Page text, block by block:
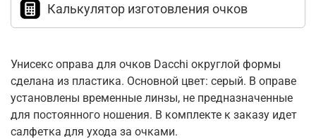
Калькулятор изготовления очков
Унисекс оправа для очков Dacchi округлой формы
сделана из пластика. Основной цвет: серый. В оправе
установлены временные линзы, не предназначенные
для постоянного ношения. В комплекте к заказу идет
салфетка для ухода за очками.